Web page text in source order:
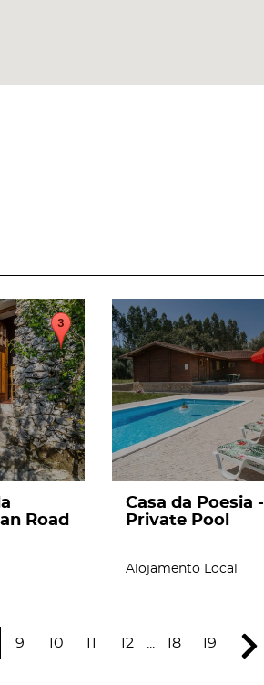
Road
page
Casa da Poesia -
Private Pool
Alojamento Local
9 10 11 12 18 19